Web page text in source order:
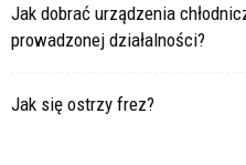
Jak dobrać urządzenia
prowadzonej działalności?
Jak się ostrzy frez?